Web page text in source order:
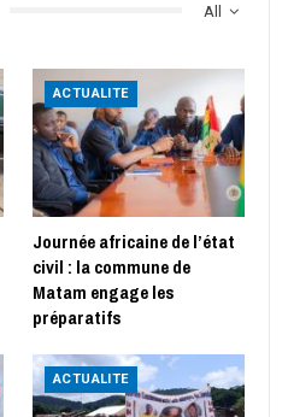
All
ACTUALITE
Journée africaine de l’état
civil : la commune de
Matam engage les
préparatifs
ACTUALITE